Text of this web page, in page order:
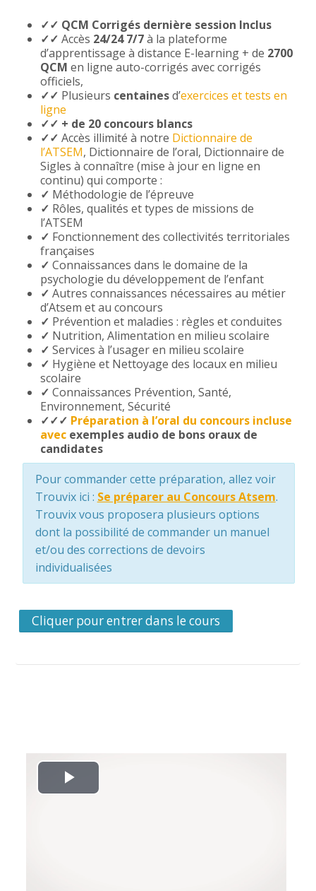
✓✓ QCM Corrigés dernière session Inclus
✓✓Accès 24/24 7/7à la plateforme
d’apprentissage à distance E-learning + de 2700
QCM en ligne auto-corrigés avec corrigés
officiels,
✓✓ Plusieurs centainesd’exercices et tests en
ligne
✓✓ + de 20 concours blancs
✓✓ Accès illimité à notre Dictionnaire de
l’ATSEM, Dictionnaire de l’oral, Dictionnaire de
Sigles à connaître (mise à jour en ligne en
continu) qui comporte :
✓ Méthodologie de l’épreuve
✓ Rôles, qualités et types de missions de
l’ATSEM
✓ Fonctionnement des collectivités territoriales
françaises
✓ Connaissances dans le domaine de la
psychologie du développement de l’enfant
✓ Autres connaissances nécessaires au métier
d’Atsem et au concours
✓ Prévention et maladies : règles et conduites
✓ Nutrition, Alimentation en milieu scolaire
✓ Services à l’usager en milieu scolaire
✓ Hygiène et Nettoyage des locaux en milieu
scolaire
✓ Connaissances Prévention, Santé,
Environnement, Sécurité
✓✓✓ Préparation à l’oral du concours incluse
avec exemples audio de bons oraux de
candidates
Pour commander cette préparation, allez voir
Trouvix ici : Se préparer au Concours Atsem.
Trouvix vous proposera plusieurs options
dont la possibilité de commander un manuel
et/ou des corrections de devoirs
individualisées
Cliquer pour entrer dans le cours
L